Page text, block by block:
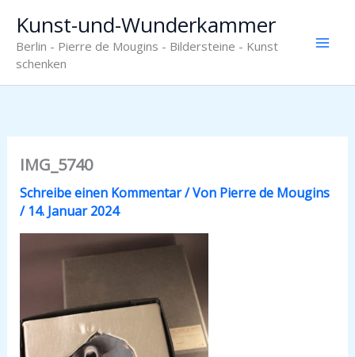
Inhalt
springen
Kunst-und-Wunderkammer
Berlin - Pierre de Mougins - Bildersteine - Kunst
schenken
IMG_5740
Schreibe einen Kommentar/ Von Pierre de Mougins
/14. Januar 2024